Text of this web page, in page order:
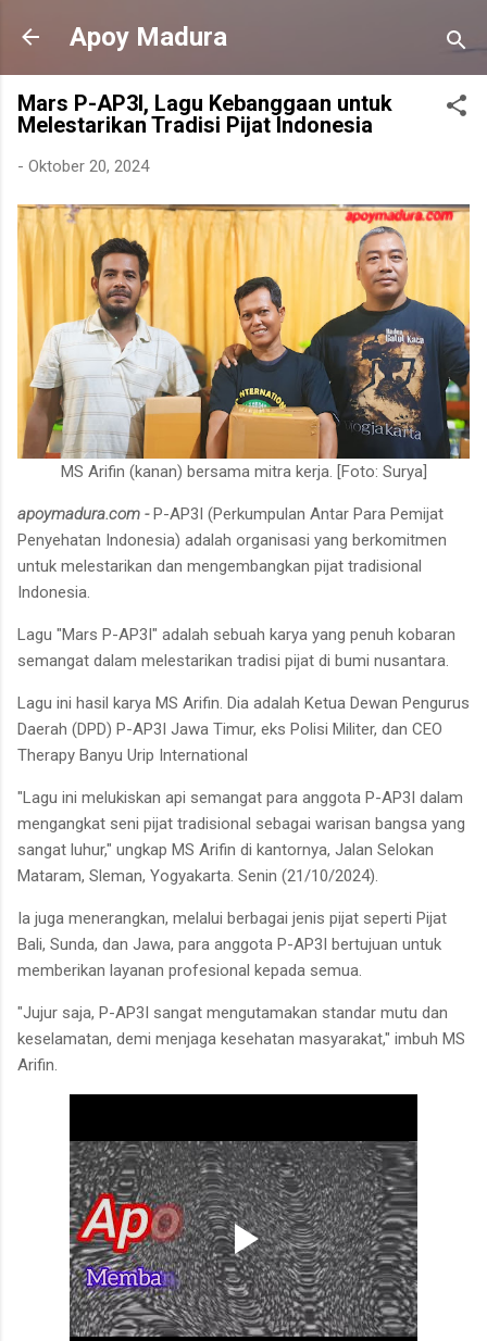
Langsung ke konten utama
Apoy Madura
Mars P-AP3I, Lagu Kebanggaan untuk
Melestarikan Tradisi Pijat Indonesia
- Oktober 20, 2024
MS Arifin (kanan) bersama mitra kerja. [Foto: Surya]
apoymadura.com -P-AP3I (Perkumpulan Antar Para Pemijat
Penyehatan Indonesia) adalah organisasi yang berkomitmen
untuk melestarikan dan mengembangkan pijat tradisional
Indonesia.
Lagu "Mars P-AP3I" adalah sebuah karya yang penuh kobaran
semangat dalam melestarikan tradisi pijat di bumi nusantara.
Lagu ini hasil karya MS Arifin. Dia adalah Ketua Dewan Pengurus
Daerah (DPD) P-AP3I Jawa Timur, eks Polisi Militer, dan CEO
Therapy Banyu Urip International
"Lagu ini melukiskan api semangat para anggota P-AP3I dalam
mengangkat seni pijat tradisional sebagai warisan bangsa yang
sangat luhur," ungkap MS Arifin di kantornya, Jalan Selokan
Mataram, Sleman, Yogyakarta. Senin (21/10/2024).
Ia juga menerangkan, melalui berbagai jenis pijat seperti Pijat
Bali, Sunda, dan Jawa, para anggota P-AP3I bertujuan untuk
memberikan layanan profesional kepada semua.
"Jujur saja, P-AP3I sangat mengutamakan standar mutu dan
keselamatan, demi menjaga kesehatan masyarakat," imbuh MS
Arifin.